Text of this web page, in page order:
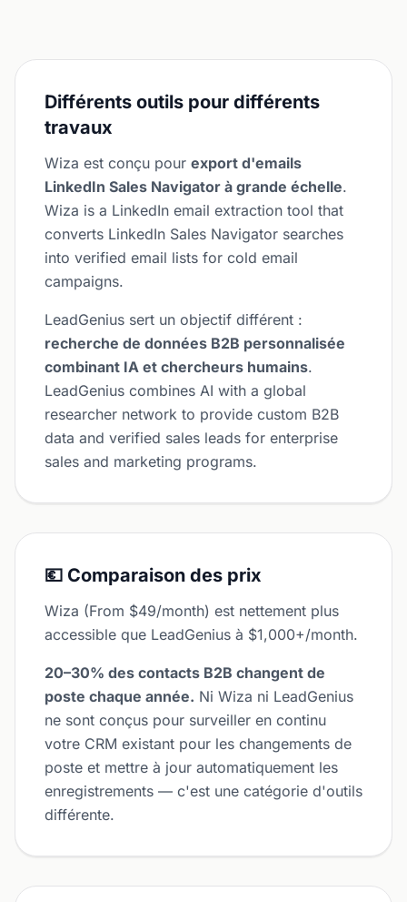
Différents outils pour différents
travaux
Wiza est conçu pour export d'emails
LinkedIn Sales Navigator à grande échelle.
Wiza is a LinkedIn email extraction tool that
converts LinkedIn Sales Navigator searches
into verified email lists for cold email
campaigns.
LeadGenius sert un objectif différent :
recherche de données B2B personnalisée
combinant IA et chercheurs humains.
LeadGenius combines AI with a global
researcher network to provide custom B2B
data and verified sales leads for enterprise
sales and marketing programs.
💶 Comparaison des prix
Wiza (From $49/month) est nettement plus
accessible que LeadGenius à $1,000+/month.
20–30% des contacts B2B changent de
poste chaque année. Ni Wiza ni LeadGenius
ne sont conçus pour surveiller en continu
votre CRM existant pour les changements de
poste et mettre à jour automatiquement les
enregistrements — c'est une catégorie d'outils
différente.